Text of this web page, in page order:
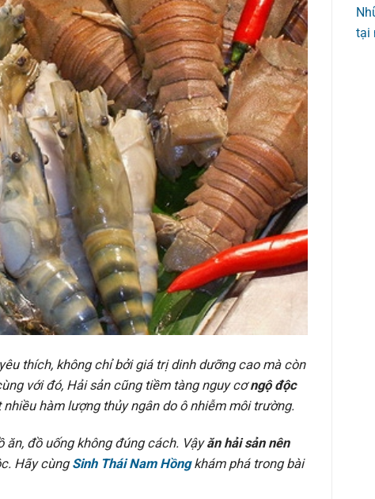
thích, không chỉ bởi giá trị dinh dưỡng cao mà còn
với đó, Hải sản cũng tiềm tàng nguy cơngộ độc
hàm lượng thủy ngân do ô nhiễm môi trường.
ăn, đồ uống không đúng cách. Vậyăn hải sản nên
Hãy cùngSinh Thái Nam Hồngkhám phá trong bài
tại